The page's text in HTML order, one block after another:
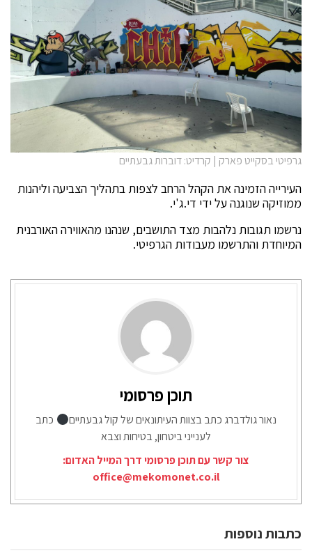
גרפיטי בסקייט פארק | קרדיט: דוברות גבעתיים
העירייה הזמינה את הקהל הרחב לצפות בתהליך הצביעה וליהנות
ממוזיקה שנוגנה על ידי די.ג'י.
נרשמו תגובות נלהבות מצד התושבים, שנהנו מהאווירה האורבנית
המיוחדת והתרשמו מעבודות הגרפיטי.
תוכן פרסומי
נאור גולדברג כתב בצוות העיתונאים של קול גבעתיים
כתב
לענייני ביטחון, בטיחות וצבא
צור קשר עם תוכן פרסומי דרך המייל האדום:
office@mekomonet.co.il
כתבות נוספות